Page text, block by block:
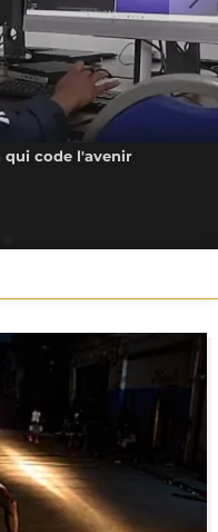
qui code l'avenir